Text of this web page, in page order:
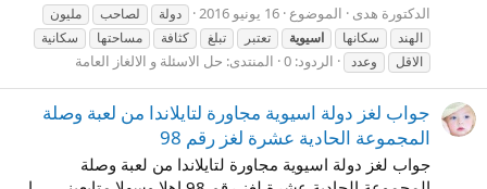
الدكتورة هدى الموضوع 16 يونيو 2016 دولة لصاحب
مليون
الهند
سكانها اسيوية تعتبر تبلغ كثافة مساحتها
سكانية
الاقل
وعدد الردود: 0 المنتدى: حل الاسئلة و الالغاز العامة
جواب لغز دولة اسيوية مجاورة لتايلاندا من لعبة وصلة
المجموعة الحادية عشرة لغز رقم 98
جواب لغز دولة اسيوية مجاورة لتايلاندا من لعبة وصلة